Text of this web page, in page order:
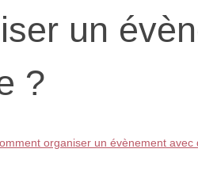
un
?
organiser un évènement avec